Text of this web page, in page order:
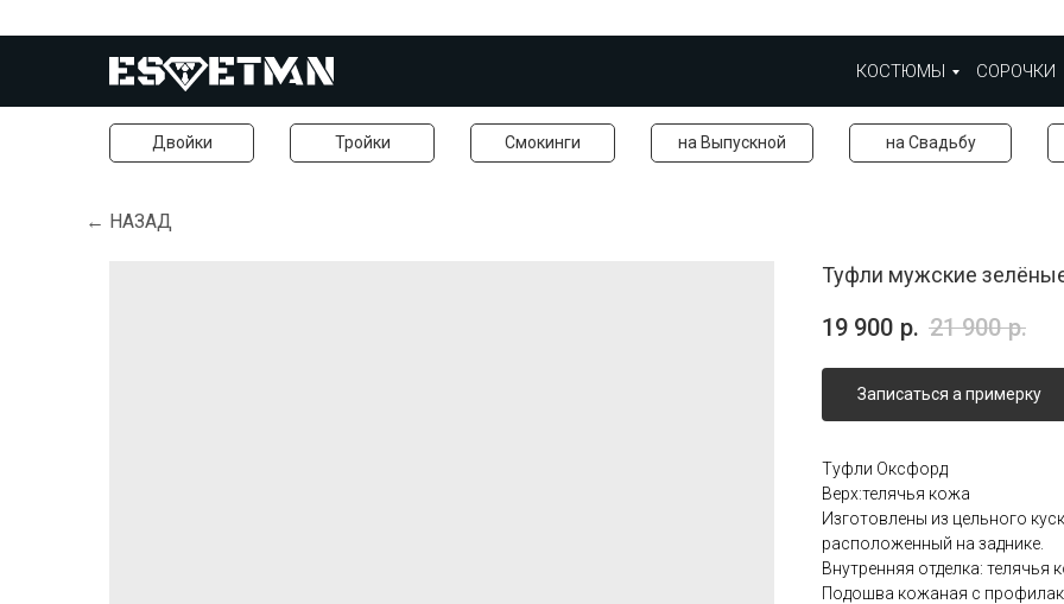
КОСТЮМЫ СОРОЧКИ
Двойки Тройки Смокинги на Выпускной на Свадьбу
← НАЗАД
Туфли мужские
19 900 р. 21 900 р.
Записаться а примерку
Туфли Оксфорд
Верх:телячья кожа
Изготовлены из цельного
расположенный на заднике.
Внутренняя отделка: телячья
Подошва кожаная с